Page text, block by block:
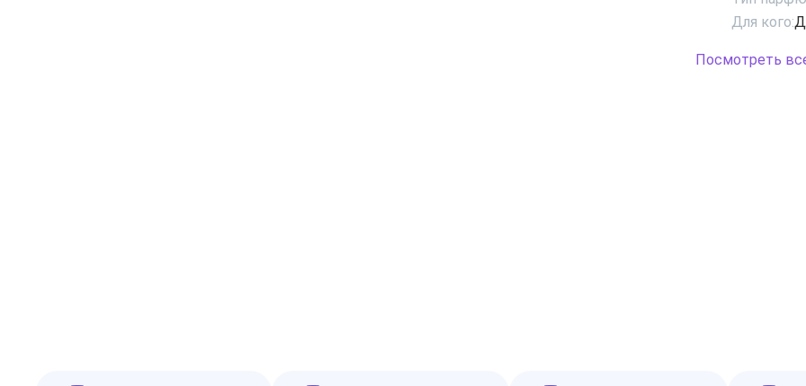
построенный
ежевики и
окутает вас
Для кого:
Посмотреть